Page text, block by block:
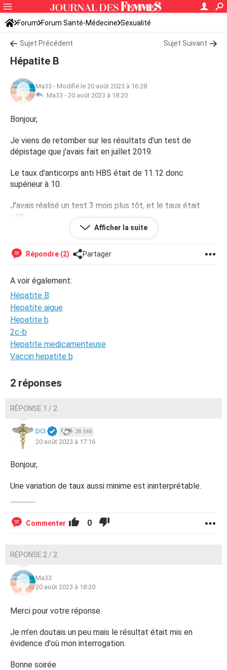
Forum Forum Santé-Médecine Sexualité
Sujet Précédent Sujet Suivant
Hépatite B
Ma33 - Modifié le 20 août 2023 à 16:28
Ma33 - 20 août 2023 à 18:20
Bonjour,
Je viens de retomber sur les résultats d'un test de
dépistage que j'avais fait en juillet 2019.
Le taux d'anticorps anti HBS était de 11.12 donc
supérieur à 10.
J'avais réalisé un test 3 mois plus tôt, et le taux était
<10.
Je n'ai pas eu de rapport depuis mon dernier dépistage et
retrouvé ces résultats m'intrigue un peu.
En vous remerciant
Afficher la suite
Répondre (2) Partager
A voir également:
Hépatite B
Hepatite aigue
Hepatite b
2c-b
Hepatite medicamenteuse
Vaccin hepatite b
2 réponses
RÉPONSE 1 / 2
DCI 38 548
20 août 2023 à 17:16
Bonjour,
Une variation de taux aussi minime est ininterprétable.
Commenter 0
RÉPONSE 2 / 2
Ma33
20 août 2023 à 18:20
Merci pour votre réponse.
Je m'en doutais un peu mais le résultat était mis en
évidence d'où mon interrogation.
Bonne soirée